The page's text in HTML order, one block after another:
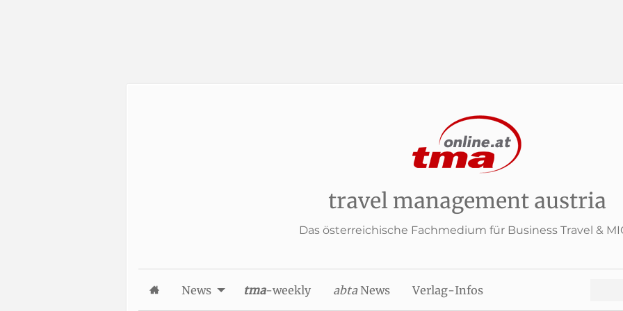
travel management austria
Das österreichische Fachmedium für Business Travel &
News tma-weekly abtaNews Verlag-Infos